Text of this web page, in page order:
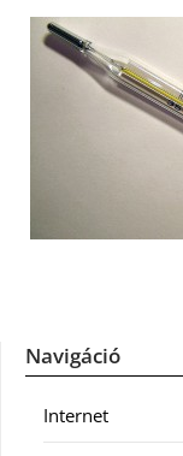
Navigáció
Internet